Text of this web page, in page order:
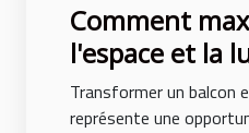
Comment
l'espace et la
fermant un
Transformer un balcon
représente une